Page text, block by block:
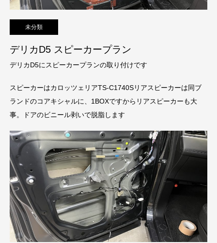
未分類
デリカD5 スピーカープラン
デリカD5にスピーカープランの取り付けです
スピーカーはカロッツェリアTS-C1740Sリアスピーカーは同ブ
ランドのコアキシャルに、1BOXですからリアスピーカーも大
事。ドアのビニール剥いで脱脂します